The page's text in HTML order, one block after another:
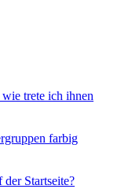
trete ich ihnen
farbig
Startseite?